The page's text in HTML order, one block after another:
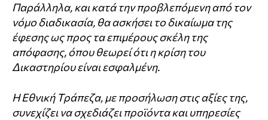
Παράλληλα, και κατά την προβλεπόμενη από τον
νόμο διαδικασία, θα ασκήσει το δικαίωμα της
έφεσης ως προς τα επιμέρους σκέλη της
απόφασης, όπου θεωρεί ότι η κρίση του
Δικαστηρίου είναι εσφαλμένη.
Η Εθνική Τράπεζα, με προσήλωση στις αξίες της,
συνεχίζει να σχεδιάζει προϊόντα και υπηρεσίες